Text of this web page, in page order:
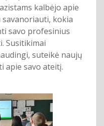
kalbėjo apie
kokia
savo profesinius
Susitikimai
suteikė naujų
apie savo ateitį.